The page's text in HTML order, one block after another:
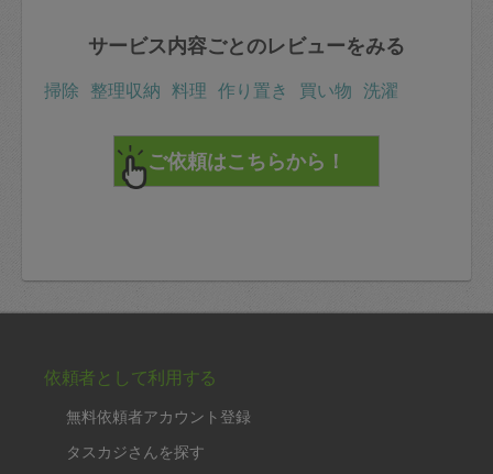
サービス内容ごとのレビューをみる
掃除 整理収納 料理 作り置き 買い物 洗濯
依頼者として利用する
無料依頼者アカウント登録
タスカジさんを探す